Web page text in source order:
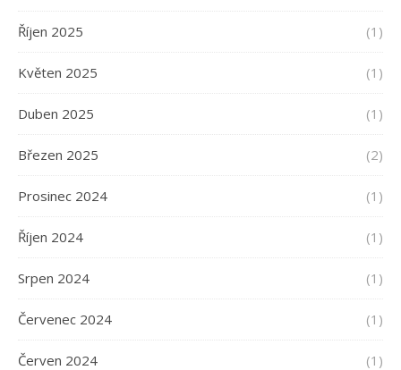
Říjen 2025 (1)
Květen 2025 (1)
Duben 2025 (1)
Březen 2025 (2)
Prosinec 2024 (1)
Říjen 2024 (1)
Srpen 2024 (1)
Červenec 2024 (1)
Červen 2024 (1)